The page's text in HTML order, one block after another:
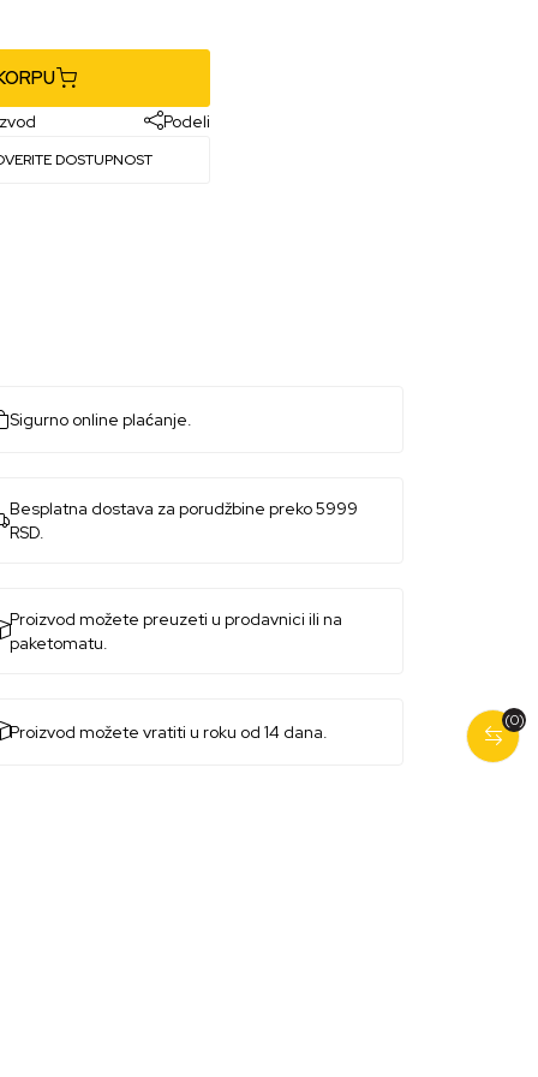
Podeli
DOSTUPNOST
(0)
Sigurno online plaćanje.
Besplatna dostava za porudžbine preko 5999
RSD.
Proizvod možete preuzeti u prodavnici ili na
paketomatu.
Proizvod možete vratiti u roku od 14 dana.